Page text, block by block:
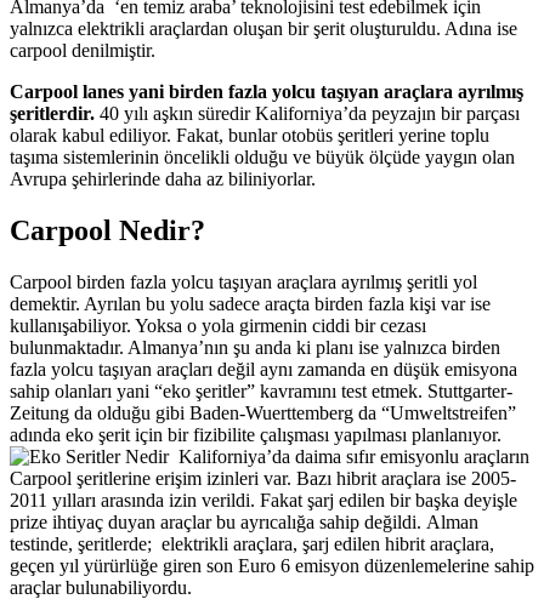
Almanya’da ‘en temiz araba’ teknolojisini test edebilmek için
yalnızca elektrikli araçlardan oluşan bir şerit oluşturuldu. Adına ise
carpool denilmiştir.
Carpool lanes yani birden fazla yolcu taşıyan araçlara ayrılmış
şeritlerdir. 40 yılı aşkın süredir Kaliforniya’da peyzajın bir parçası
olarak kabul ediliyor. Fakat, bunlar otobüs şeritleri yerine toplu
taşıma sistemlerinin öncelikli olduğu ve büyük ölçüde yaygın olan
Avrupa şehirlerinde daha az biliniyorlar.
Carpool Nedir?
Carpool birden fazla yolcu taşıyan araçlara ayrılmış şeritli yol
demektir. Ayrılan bu yolu sadece araçta birden fazla kişi var ise
kullanışabiliyor. Yoksa o yola girmenin ciddi bir cezası
bulunmaktadır. Almanya’nın şu anda ki planı ise yalnızca birden
fazla yolcu taşıyan araçları değil aynı zamanda en düşük emisyona
sahip olanları yani “eko şeritler” kavramını test etmek. Stuttgarter-
Zeitung da olduğu gibi Baden-Wuerttemberg da “Umweltstreifen”
adında eko şerit için bir fizibilite çalışması yapılması planlanıyor.
Kaliforniya’da daima sıfır emisyonlu araçların
Carpool şeritlerine erişim izinleri var. Bazı hibrit araçlara ise 2005-
2011 yılları arasında izin verildi. Fakat şarj edilen bir başka deyişle
prize ihtiyaç duyan araçlar bu ayrıcalığa sahip değildi. Alman
testinde, şeritlerde; elektrikli araçlara, şarj edilen hibrit araçlara,
geçen yıl yürürlüğe giren son Euro 6 emisyon düzenlemelerine sahip
araçlar bulunabiliyordu.